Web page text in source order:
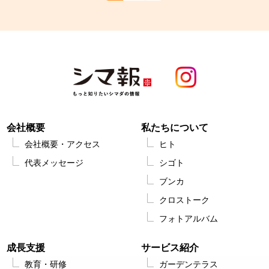
会社概要
会社概要・アクセス
代表メッセージ
私たちについて
ヒト
シゴト
ブンカ
クロストーク
フォトアルバム
成長支援
教育・研修
サービス紹介
ガーデンテラス